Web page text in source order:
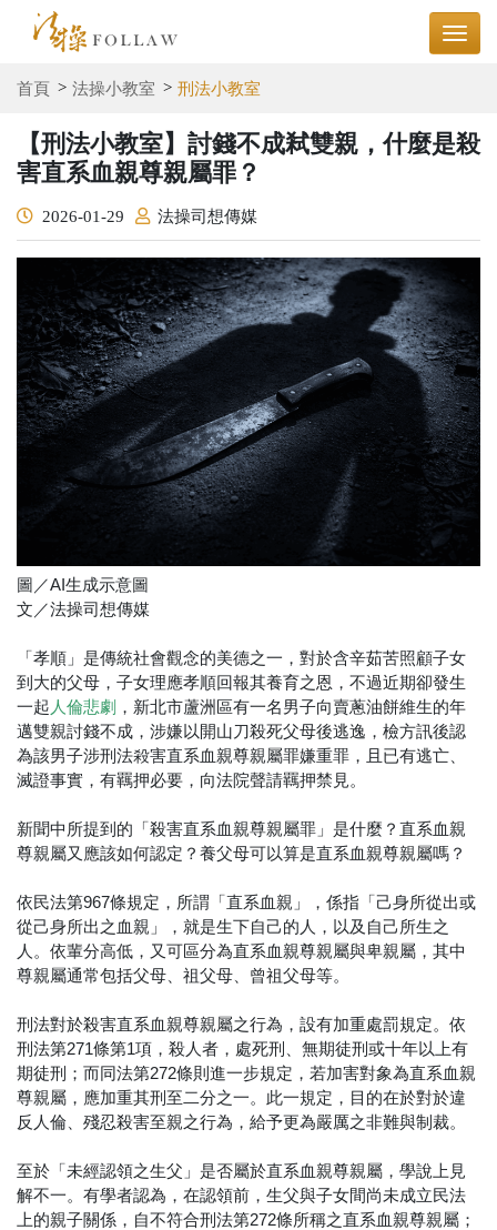
首頁 法操小教室 刑法小教室
【刑法小教室】討錢不成弒雙親，什麼是殺
害直系血親尊親屬罪？
2026-01-29 法操司想傳媒
圖／AI生成示意圖
文／法操司想傳媒
「孝順」是傳統社會觀念的美德之一，對於含辛茹苦照顧子女
到大的父母，子女理應孝順回報其養育之恩，不過近期卻發生
一起人倫悲劇 ，新北市蘆洲區有一名男子向賣蔥油餅維生的年
邁雙親討錢不成，涉嫌以開山刀殺死父母後逃逸，檢方訊後認
為該男子涉刑法殺害直系血親尊親屬罪嫌重罪，且已有逃亡、
滅證事實，有羈押必要，向法院聲請羈押禁見。
新聞中所提到的「殺害直系血親尊親屬罪」是什麼？直系血親
尊親屬又應該如何認定？養父母可以算是直系血親尊親屬嗎？
依民法第967條規定，所謂「直系血親」，係指「己身所從出或
從己身所出之血親」，就是生下自己的人，以及自己所生之
人。依輩分高低，又可區分為直系血親尊親屬與卑親屬，其中
尊親屬通常包括父母、祖父母、曾祖父母等。
刑法對於殺害直系血親尊親屬之行為，設有加重處罰規定。依
刑法第271條第1項，殺人者，處死刑、無期徒刑或十年以上有
期徒刑；而同法第272條則進一步規定，若加害對象為直系血親
尊親屬，應加重其刑至二分之一。此一規定，目的在於對於違
反人倫、殘忍殺害至親之行為，給予更為嚴厲之非難與制裁。
至於「未經認領之生父」是否屬於直系血親尊親屬，學說上見
解不一。有學者認為，在認領前，生父與子女間尚未成立民法
上的親子關係，自不符合刑法第272條所稱之直系血親尊親屬；